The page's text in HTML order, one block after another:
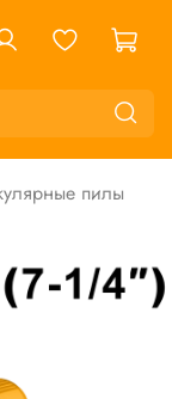
пилы